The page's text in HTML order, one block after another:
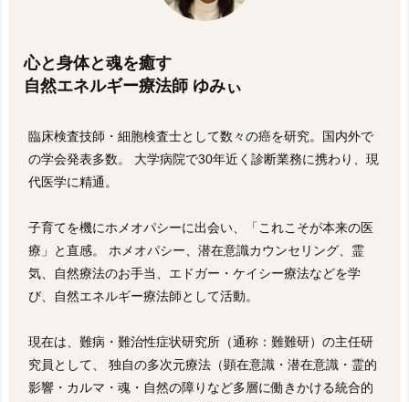
心と身体と魂を癒す
自然エネルギー療法師 ゆみぃ
臨床検査技師・細胞検査士として数々の癌を研究。国内外で
の学会発表多数。 大学病院で30年近く診断業務に携わり、現
代医学に精通。
子育てを機にホメオパシーに出会い、「これこそが本来の医
療」と直感。 ホメオパシー、潜在意識カウンセリング、霊
気、自然療法のお手当、エドガー・ケイシー療法などを学
び、自然エネルギー療法師として活動。
現在は、難病・難治性症状研究所（通称：難難研）の主任研
究員として、 独自の多次元療法（顕在意識・潜在意識・霊的
影響・カルマ・魂・自然の障りなど多層に働きかける統合的